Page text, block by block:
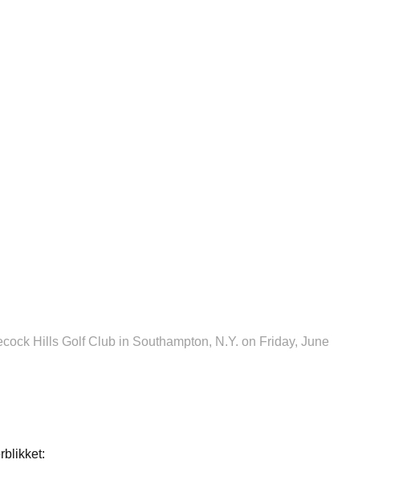
Hills Golf Club in Southampton, N.Y. on Friday, June